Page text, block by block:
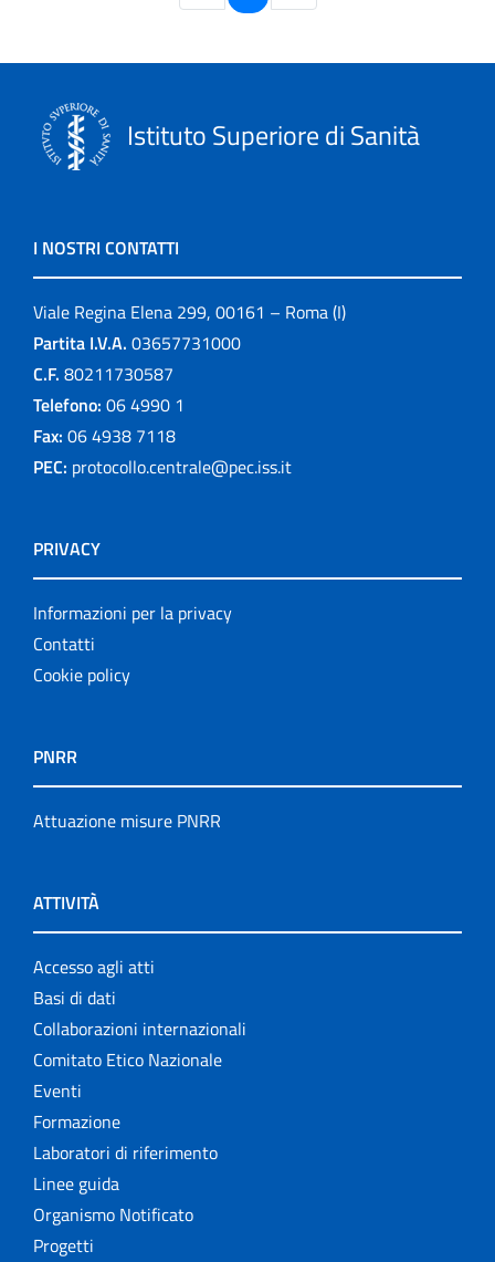
Istituto Superiore di Sanità
I NOSTRI CONTATTI
Viale Regina Elena 299, 00161 – Roma (I)
Partita I.V.A. 03657731000
C.F. 80211730587
Telefono: 06 4990 1
Fax: 06 4938 7118
PEC: protocollo.centrale@pec.iss.it
PRIVACY
Informazioni per la privacy
Contatti
Cookie policy
PNRR
Attuazione misure PNRR
ATTIVITÀ
Accesso agli atti
Basi di dati
Collaborazioni internazionali
Comitato Etico Nazionale
Eventi
Formazione
Laboratori di riferimento
Linee guida
Organismo Notificato
Progetti